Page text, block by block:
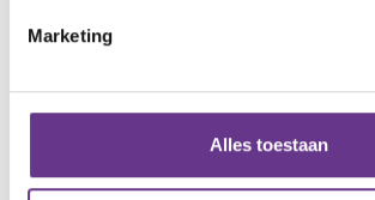
Marketing
Alles toestaan
aan de redactie, geef likes en
geschreven blogs en artikelen.
Gratis account aanmaken
Heb je al een account?Inloggen